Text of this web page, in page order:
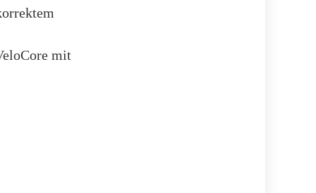
mit